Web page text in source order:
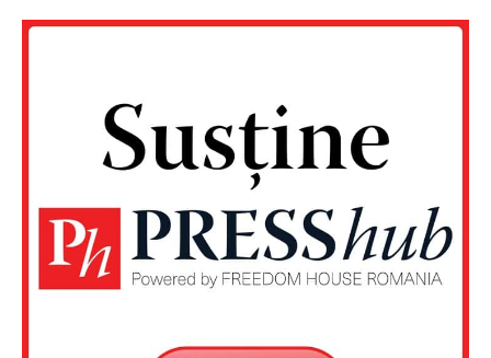
Un proiect
FREEDOM HOUSE ROMÂNIA